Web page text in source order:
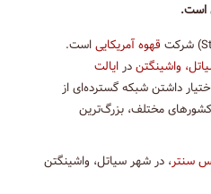
است.
قهوهآمریکاییاست.
واشینگتندرایالت
داشتن شبکه گسترده‌ای از
سنتر، در شهر سیاتل، واشینگتن